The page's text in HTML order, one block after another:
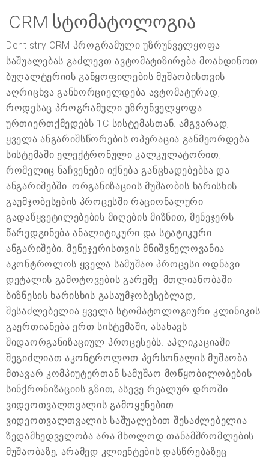
CRM სტომატოლოგია
Dentistry CRM პროგრამული უზრუნველყოფა
საშუალებას გაძლევთ ავტომატიზირება მოახდინოთ
ბუღალტერიის განყოფილების მუშაობისთვის.
აღრიცხვა განხორციელდება ავტომატურად,
როდესაც პროგრამული უზრუნველყოფა
ურთიერთქმედებს 1C სისტემასთან. ამგვარად,
ყველა ანგარიშსწორების ოპერაცია განმეორდება
სისტემაში ელექტრონული კალკულატორით,
რომელიც ნაჩვენები იქნება განცხადებებსა და
ანგარიშებში. ორგანიზაციის მუშაობის ხარისხის
გაუმჯობესების პროცესში რაციონალური
გადაწყვეტილებების მიღების მიზნით, მენეჯერს
წარედგინება ანალიტიკური და სტატიკური
ანგარიშები. მენეჯერისთვის მნიშვნელოვანია
აკონტროლოს ყველა სამუშაო პროცესი ოდნავი
დეტალის გამოტოვების გარეშე. მთლიანობაში
ბიზნესის ხარისხის გასაუმჯობესებლად,
შესაძლებელია ყველა სტომატოლოგიური კლინიკის
გაერთიანება ერთ სისტემაში, ასახავს
შიდაორგანიზაციულ პროცესებს. აპლიკაციაში
შეგიძლიათ აკონტროლოთ პერსონალის მუშაობა
მთავარ კომპიუტერთან სამუშაო მოწყობილობების
სინქრონიზაციის გზით, ასევე რეალურ დროში
ვიდეოთვალთვალის გამოყენებით.
ვიდეოთვალთვალის საშუალებით შესაძლებელია
ზედამხედველობა არა მხოლოდ თანამშრომლების
მუშაობაზე, არამედ კლიენტების დასწრებაზეც.